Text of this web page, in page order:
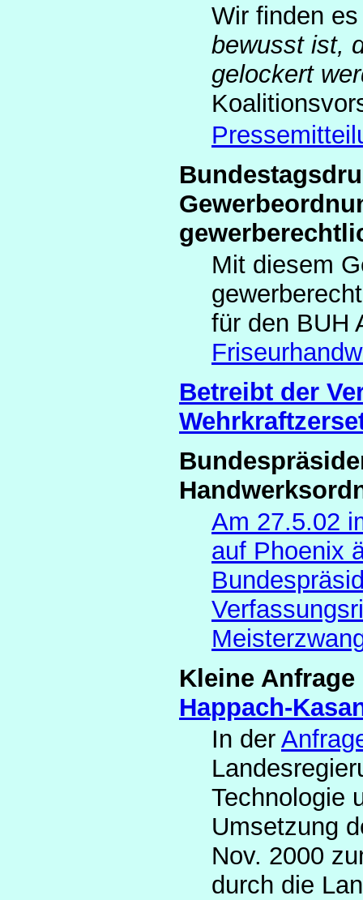
Wir finden
bewusst ist,
gelockert
Mit diesem
für den BUH
Betreibt der
Am 27.5.02
auf Phoenix
Kleine
Happach-
In der
Technologie
Umsetzung
Nov. 2000
durch die